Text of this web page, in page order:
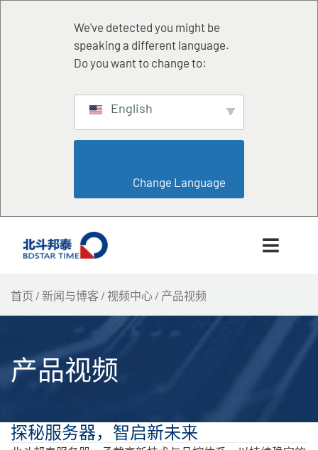
We've detected you might be
speaking a different language.
Do you want to change to:
English
首页 / 新闻与博客 / 视频中心 / 产品视频
产品视频
探秘服务器，智启新未来